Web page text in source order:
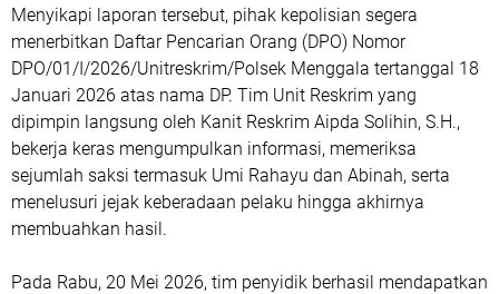
Menyikapi laporan tersebut, pihak kepolisian segera
menerbitkan Daftar Pencarian Orang (DPO) Nomor
DPO/01/I/2026/Unitreskrim/Polsek Menggala tertanggal 18
Januari 2026 atas nama DP. Tim Unit Reskrim yang
dipimpin langsung oleh Kanit Reskrim Aipda Solihin, S.H.,
bekerja keras mengumpulkan informasi, memeriksa
sejumlah saksi termasuk Umi Rahayu dan Abinah, serta
menelusuri jejak keberadaan pelaku hingga akhirnya
membuahkan hasil.
Pada Rabu, 20 Mei 2026, tim penyidik berhasil mendapatkan